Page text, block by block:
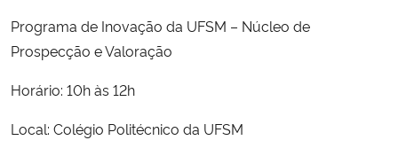
Programa de Inovação da UFSM – Núcleo de
Prospecção e Valoração
Horário: 10h às 12h
Local: Colégio Politécnico da UFSM